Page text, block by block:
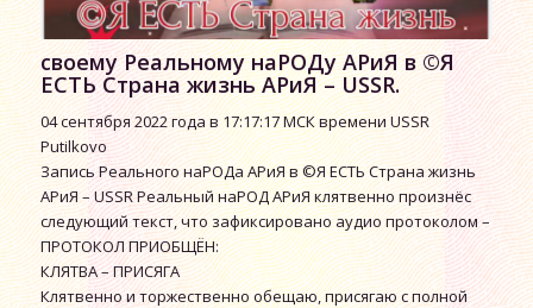
своему Реальному наРОДу АРиЯ в ©Я
ЕСТЬ Страна жизнь АРиЯ – USSR.
04 сентября 2022 года в 17:17:17 МСК времени USSR
Putilkovo
Запись Реального наРОДа АРиЯ в ©Я ЕСТЬ Страна жизнь
АРиЯ – USSR Реальный наРОД АРиЯ клятвенно произнёс
следующий текст, что зафиксировано аудио протоколом –
ПРОТОКОЛ ПРИОБЩЁН:
КЛЯТВА – ПРИСЯГА
Клятвенно и торжественно обещаю, присягаю с полной